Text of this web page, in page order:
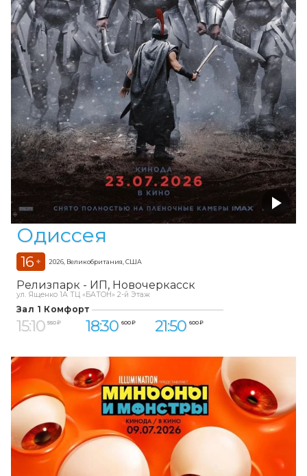
Одиссея
16 + 2026, Великобритания, США
Релизпарк - ИП Новочеркасск
ул. Ященко 1А ТЦ «БАТОН» 2-й Этаж
Зал 1 Комфорт
15:10 550 ₽ 18:30 600 ₽ 21:50 600 ₽